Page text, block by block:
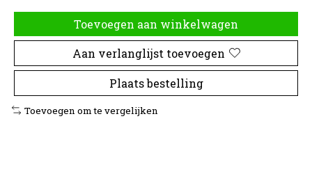
Toevoegen aan winkelwagen
Aan verlanglijst toevoegen
Plaats bestelling
Toevoegen om te vergelijken